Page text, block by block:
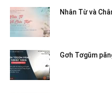
Nhân Từ và
Gơh Tơgŭm